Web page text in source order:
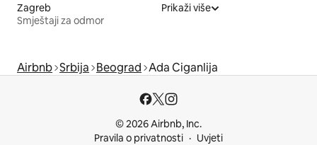
Zagreb
Smještaji za odmor
Prikaži više
Airbnb Srbija Beograd Ada Ciganlija
© 2026 Airbnb, Inc.
Pravila o privatnosti
Uvjeti